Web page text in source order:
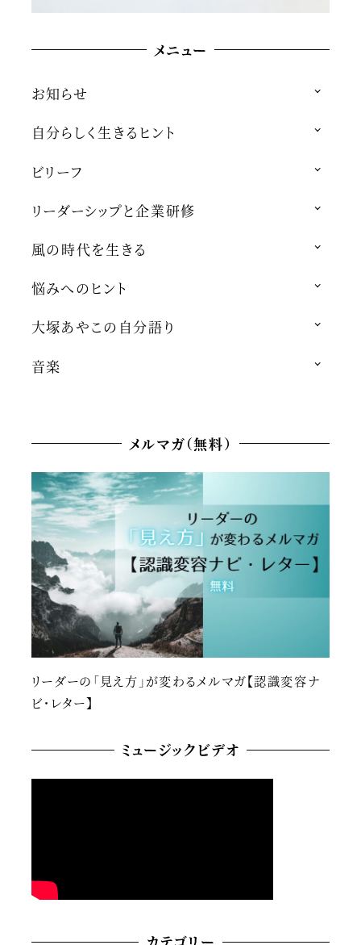
メニュー
お知らせ
自分らしく生きるヒント
ビリーフ
リーダーシップと企業研修
風の時代を生きる
悩みへのヒント
大塚あやこの自分語り
音楽
メルマガ（無料）
リーダーの「見え方」が変わるメルマガ【認識変容ナ
ビ・レター】
ミュージックビデオ